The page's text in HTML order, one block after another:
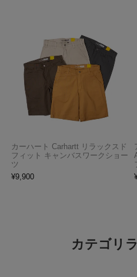
カーハート Carhartt リラックスド
フィット キャンバスワークショー
ツ
¥9,900
カテゴリ